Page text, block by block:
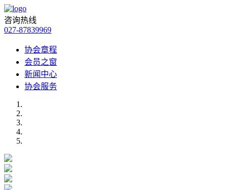
咨询热线
027-87839969
协会章程
会员之窗
新闻中心
协会服务